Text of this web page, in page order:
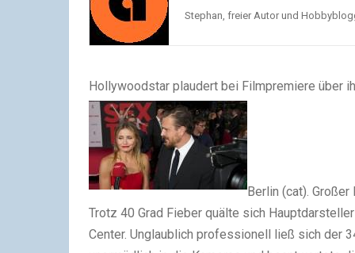
Stephan, freier Autor und
Hollywoodstar plaudert bei Filmpremiere über
Berlin (cat).
Trotz 40 Grad Fieber quälte sich
Center. Unglaublich professionell ließ sich der